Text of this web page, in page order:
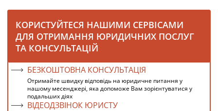
КОРИСТУЙТЕСЯ НАШИМИ СЕРВІСАМИ
ДЛЯ ОТРИМАННЯ ЮРИДИЧНИХ ПОСЛУГ
ТА КОНСУЛЬТАЦІЙ
БЕЗКОШТОВНА КОНСУЛЬТАЦІЯ
Отримайте швидку відповідь на юридичне питання у
нашому месенджері, яка допоможе Вам зорієнтуватися у
подальших діях
ВІДЕОДЗВІНОК ЮРИСТУ